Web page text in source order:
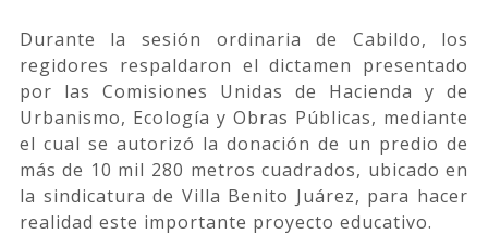
Durante la sesión ordinaria de Cabildo, los
regidores respaldaron el dictamen presentado
por las Comisiones Unidas de Hacienda y de
Urbanismo, Ecología y Obras Públicas, mediante
el cual se autorizó la donación de un predio de
más de 10 mil 280 metros cuadrados, ubicado en
la sindicatura de Villa Benito Juárez, para hacer
realidad este importante proyecto educativo.